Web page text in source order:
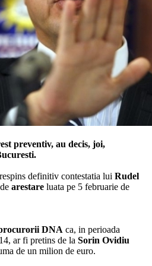
preventiv, au decis, joi,
definitiv contestatia lui Rudel
arestare luata pe 5 februarie de
DNA ca, in perioada
ar fi pretins de la Sorin Ovidiu
de un milion de euro.